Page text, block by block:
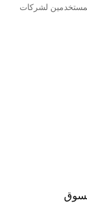
لشركات